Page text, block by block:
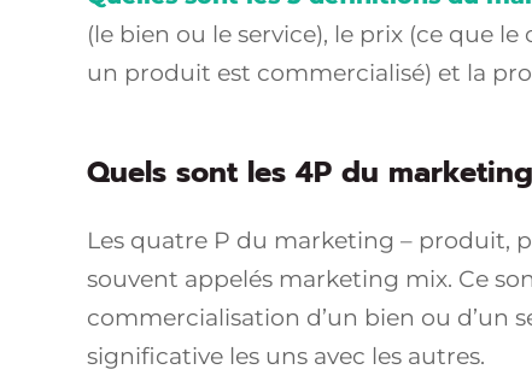
(le bien ou le service), le prix (ce que
un produit est commercialisé) et la
Quels sont les 4P du
Les quatre P du marketing – produit,
souvent appelés marketing mix. Ce
commercialisation d’un bien ou d’un
significative les uns avec les autres.